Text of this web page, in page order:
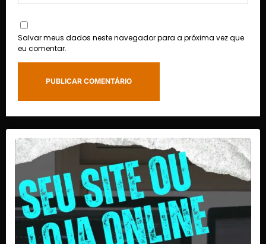
Salvar meus dados neste navegador para a próxima vez que
eu comentar.